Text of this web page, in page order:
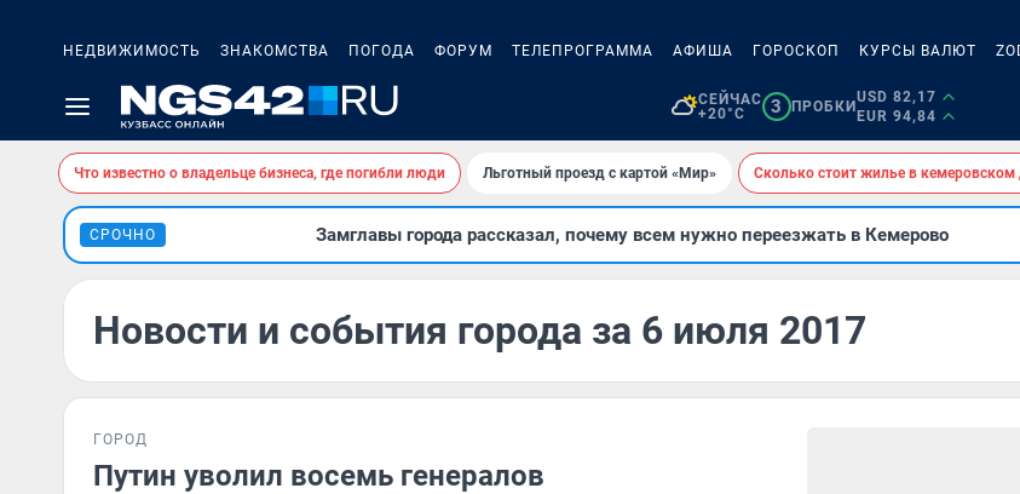
НЕДВИЖИМОСТЬ ЗНАКОМСТВА ПОГОДА ФОРУМ ТЕЛЕПРОГРАММА АФИША ГОРОСКОП КУРСЫ ВАЛЮТ
СЕЙЧАС
+20°C
3 ПРОБКИ
USD 82,17
EUR 94,84
Что известно о владельце бизнеса, где погибли люди Льготный проезд с картой «Мир» Сколько стоит жилье в кемеровском
СРОЧНО Замглавы города рассказал, почему всем нужно переезжать в Кемерово
Новости и события города за 6 июля 2017
ГОРОД
Путин уволил восемь генералов